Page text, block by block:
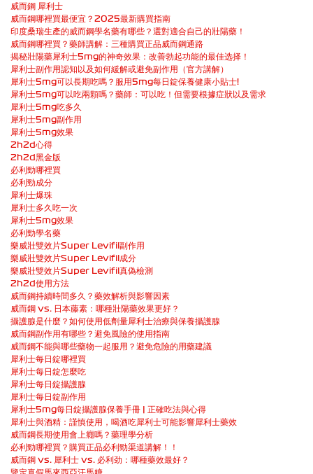
威而鋼 犀利士
威而鋼哪裡買最便宜？2025最新購買指南
印度桑瑞生產的威而鋼學名藥有哪些？選對適合自己的壯陽藥！
威而鋼哪裡買？藥師講解：三種購買正品威而鋼通路
揭秘壯陽藥犀利士5mg的神奇效果：改善勃起功能的最佳选择！
犀利士副作用認知以及如何緩解或避免副作用（官方講解）
犀利士5mg可以長期吃嗎？服用5mg每日錠保養健康小貼士!
犀利士5mg可以吃兩顆嗎？藥師：可以吃！但需要根據症狀以及需求
犀利士5mg吃多久
犀利士5mg副作用
犀利士5mg效果
2h2d心得
2h2d黑金版
必利勁哪裡買
必利勁成分
犀利士爆珠
犀利士多久吃一次
犀利士5mg效果
必利勁學名藥
樂威壯雙效片Super Levifil副作用
樂威壯雙效片Super Levifil成分
樂威壯雙效片Super Levifil真偽檢測
2h2d使用方法
威而鋼持續時間多久？藥效解析與影響因素
威而鋼 vs. 日本藤素：哪種壯陽藥效果更好？
攝護腺是什麼？如何使用低劑量犀利士治療與保養攝護腺
威而鋼副作用有哪些？避免風險的使用指南
威而鋼不能與哪些藥物一起服用？避免危險的用藥建議
犀利士每日錠哪裡買
犀利士每日錠怎麼吃
犀利士每日錠攝護腺
犀利士每日錠副作用
犀利士5mg每日錠攝護腺保養手冊 | 正確吃法與心得
犀利士與酒精：謹慎使用，喝酒吃犀利士可能影響犀利士藥效
威而鋼長期使用會上癮嗎？藥理學分析
必利勁哪裡買？購買正品必利勁渠道講解！！
威而鋼 vs. 犀利士 vs. 必利劲：哪種藥效最好？